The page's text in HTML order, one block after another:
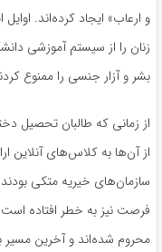
و ارعاب» ایجاد کرده‌اند.
زنان را از سیستم آموزشی
بشر و آزار جنسی را ممنوع
از زمانی که طالبان تحصیل
از آن‌ها به کلاس‌های آنلاین
سازمان‌های خیریه متکی بودند.
محروم شده‌اند و آخرین مسیر